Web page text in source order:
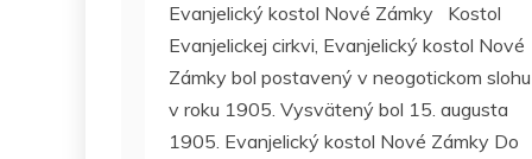
Evanjelický kostol Nové Zámky Kostol
Evanjelickej cirkvi, Evanjelický kostol Nové
Zámky bol postavený v neogotickom slohu
v roku 1905. Vysvätený bol 15. augusta
1905. Evanjelický kostol Nové Zámky Do